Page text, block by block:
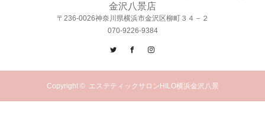
金沢八景店
〒236-0026神奈川県横浜市金沢区柳町３４－２
070-9226-9384
Twitter
Facebook
Copyright © エステティックサロンHILO横浜金沢八景